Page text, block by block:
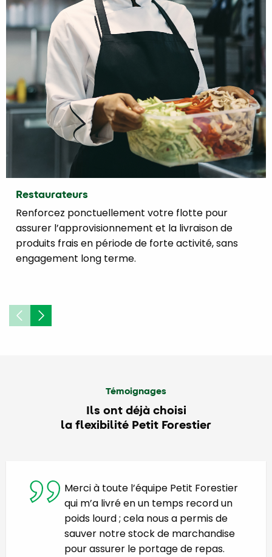
Restaurateurs
Renforcez ponctuellement votre flotte pour
assurer l’approvisionnement et la livraison de
produits frais en période de forte activité, sans
engagement long terme.
Témoignages
Ils ont déjà choisi
la flexibilité Petit Forestier
Merci à toute l’équipe Petit Forestier
qui m’a livré en un temps record un
poids lourd ; cela nous a permis de
sauver notre stock de marchandise
pour assurer le portage de repas.